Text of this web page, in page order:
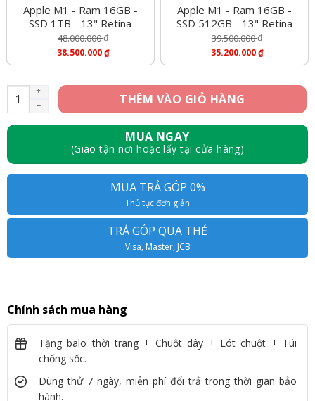
Apple M1 - Ram 16GB -
SSD 1TB - 13" Retina
48.000.000₫
Gốc
48.000.000 ₫.
38.500.000₫
Giá
Tại
Là:
38.500.000 ₫.
Apple M1 - Ram 16GB -
SSD 512GB - 13" Retina
39.500.000₫
Gốc
39.500.000 ₫.
35.200.000₫
Giá
Tại
Là:
Macbook Pro M1 14 inch 2021 - Like New số lượng
THÊM VÀO GIỎ HÀNG
MUA NGAY
(Giao tận nơi hoặc lấy tại cửa hàng)
MUA TRẢ GÓP 0%
Thủ tục đơn giản
TRẢ GÓP QUA THẺ
Visa, Master, JCB
Chính sách mua hàng
Tặng balo thời trang + Chuột dây + Lót chuột + Túi
chống sốc.
Dùng thử 7 ngày, miễn phí đổi trả trong thời gian bảo
hành.